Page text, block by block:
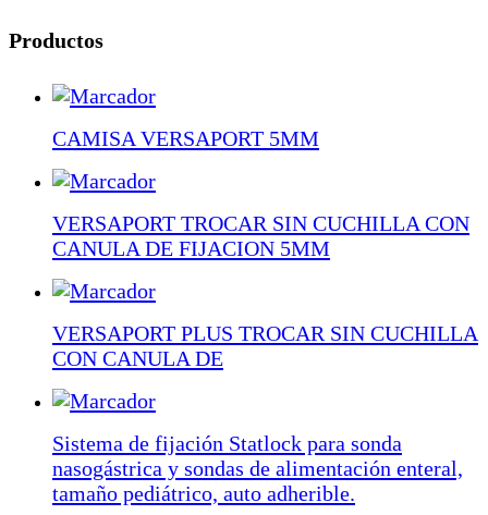
Productos
CAMISA VERSAPORT 5MM
VERSAPORT TROCAR SIN CUCHILLA CON
CANULA DE FIJACION 5MM
VERSAPORT PLUS TROCAR SIN CUCHILLA
CON CANULA DE
Sistema de fijación Statlock para sonda
nasogástrica y sondas de alimentación enteral,
tamaño pediátrico, auto adherible.